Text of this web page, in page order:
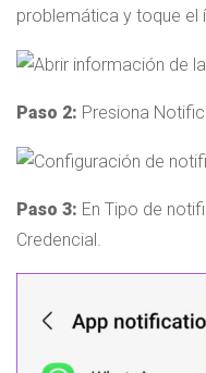
problemática y toque el
Paso 2: Presiona
Paso 3: En Tipo de
Credencial.